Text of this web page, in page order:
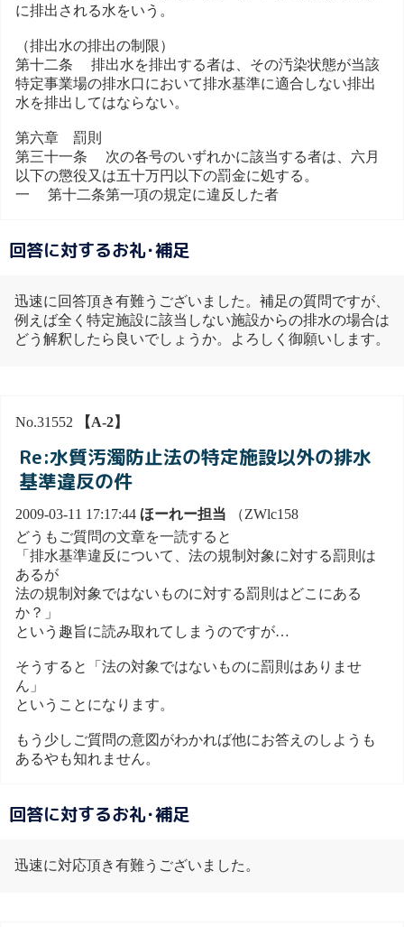
に排出される水をいう。
（排出水の排出の制限）
第十二条 排出水を排出する者は、その汚染状態が当該
特定事業場の排水口において排水基準に適合しない排出
水を排出してはならない。
第六章 罰則
第三十一条 次の各号のいずれかに該当する者は、六月
以下の懲役又は五十万円以下の罰金に処する。
一 第十二条第一項の規定に違反した者
回答に対するお礼･補足
迅速に回答頂き有難うございました。補足の質問ですが、
例えば全く特定施設に該当しない施設からの排水の場合は
どう解釈したら良いでしょうか。よろしく御願いします。
No.31552 【A-2】
Re:水質汚濁防止法の特定施設以外の排水
基準違反の件
2009-03-11 17:17:44 ほーれー担当 （ZWlc158
どうもご質問の文章を一読すると
「排水基準違反について、法の規制対象に対する罰則は
あるが
法の規制対象ではないものに対する罰則はどこにある
か？」
という趣旨に読み取れてしまうのですが…
そうすると「法の対象ではないものに罰則はありませ
ん」
ということになります。
もう少しご質問の意図がわかれば他にお答えのしようも
あるやも知れません。
回答に対するお礼･補足
迅速に対応頂き有難うございました。